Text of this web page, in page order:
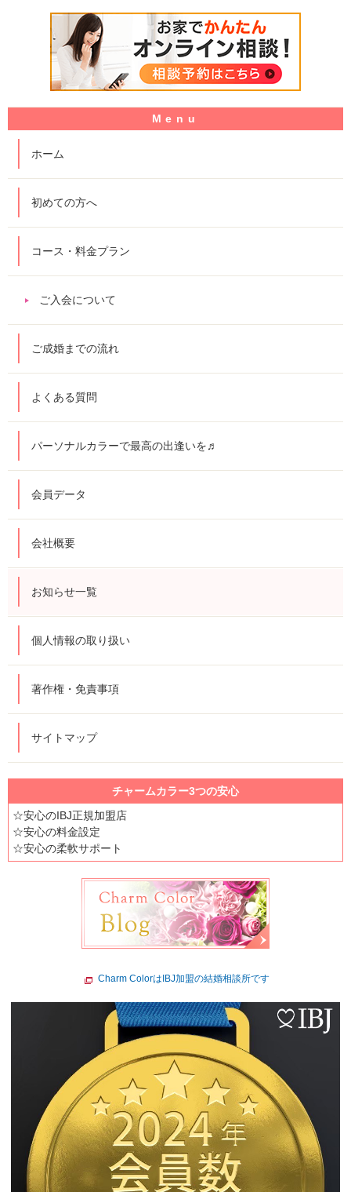
ホーム
初めての方へ
コース・料金プラン
ご入会について
ご成婚までの流れ
よくある質問
パーソナルカラーで最高の出逢いを♬
会員データ
会社概要
お知らせ一覧
個人情報の取り扱い
著作権・免責事項
サイトマップ
チャームカラー3つの安心
☆安心のIBJ正規加盟店
☆安心の料金設定
☆安心の柔軟サポート
Charm ColorはIBJ加盟の結婚相談所です